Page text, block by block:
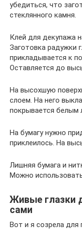
убедиться, что
стеклянного камня.
Клей для декупажа
Заготовка радужки
прикладывается к
Оставляется до
На высохшую
слоем. На него
покрывается белым
На бумагу нужно
приклеилось. На
Лишняя бумага и
Можно
Живые глазки
сами
Вот и я созрела для